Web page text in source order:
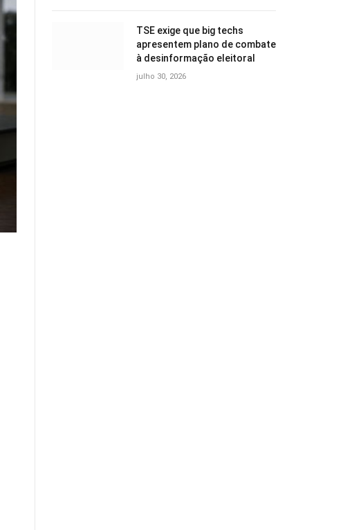
TSE exige que big techs
apresentem plano de combate
à desinformação eleitoral
julho 30, 2026